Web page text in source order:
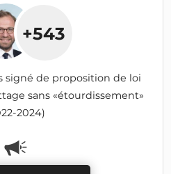
+543
signé de proposition de loi
sans «étourdissement»
2024)